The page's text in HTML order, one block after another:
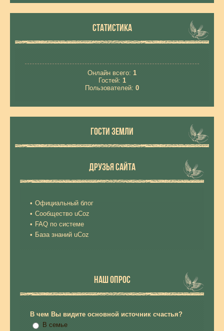
СТАТИСТИКА
Онлайн всего: 1
Гостей: 1
Пользователей: 0
ГОСТИ ЗЕМЛИ
ДРУЗЬЯ САЙТА
Официальный блог
Сообщество uCoz
FAQ по системе
База знаний uCoz
НАШ ОПРОС
В чем Вы видите основной источник счастья?
В семье